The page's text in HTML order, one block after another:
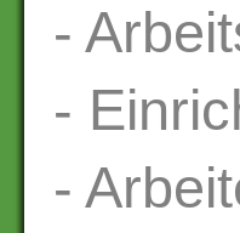
-
-
-